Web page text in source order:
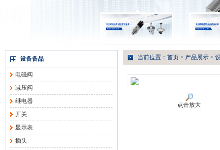
设备备品
电磁阀
减压阀
继电器
开关
显示表
插头
当前位置： 首页 > 产品展示 >
点击放大